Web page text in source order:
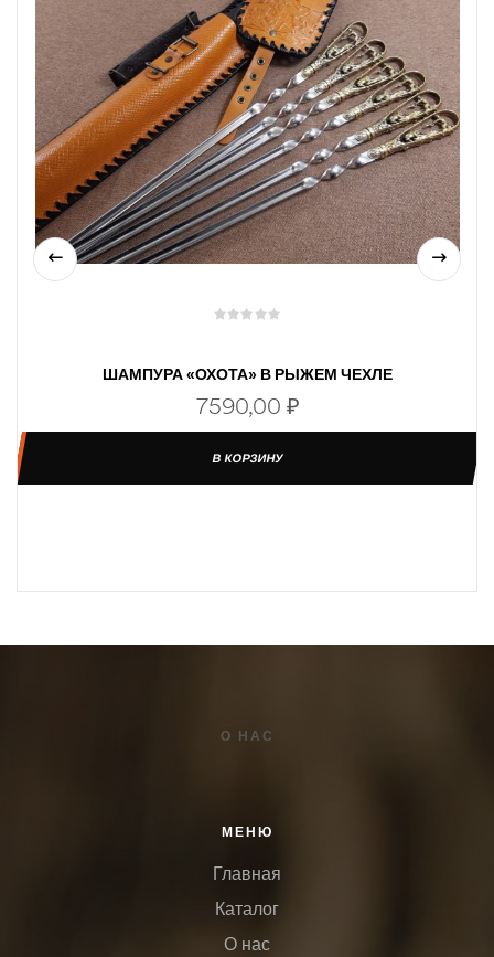
ШАМПУРА «ОХОТА» В РЫЖЕМ ЧЕХЛЕ
7590,00 ₽
В КОРЗИНУ
О НАС
МЕНЮ
Главная
Каталог
О нас